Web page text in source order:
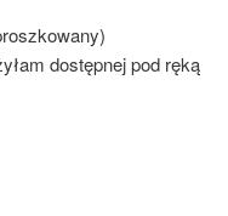
dostępnej pod ręką